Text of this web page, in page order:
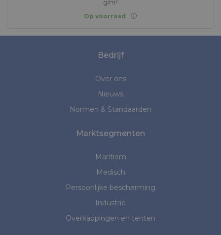
g/m²
Op voorraad
Bedrijf
Over ons
Nieuws
Normen & Standaarden
Marktsegmenten
Maritiem
Medisch
Persoonlijke bescherming
Industrie
Overkappingen en tenten